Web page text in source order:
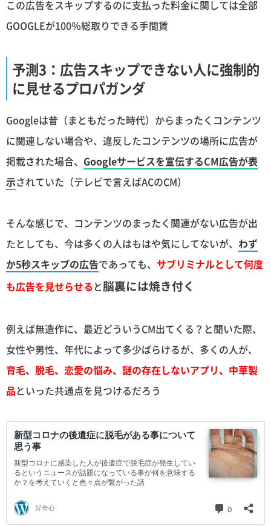
この広告をスキップするのに支払った料金に関しては全部
GOOGLEが100％総取りできる手間賃
予測3：広告スキップできない人に強制的
に見せるプロパガンダ
Googleは昔（まともだった時代）からまったくコンテンツ
に関連しない場合や、違反したコンテンツの場所に広告が
掲載された場合、 Googleサービスを宣伝するCM広告が表
示されていた（テレビで言えばACのCM）
そんな感じで、コンテンツのまったく関連がない広告が出
たとしても、今は多くの人はもはや気にしてないが、 わず
か5秒スキップの広告であっても、 サブリミナルとして何度
も広告を見せらせると脳裏には焼き付く
例えば無造作に、最近どういうCM出てくる？と聞いた際、
女性や男性、年代によって多少ばらけるが、多くの人が、
育毛、脱毛、恋愛の悩み、謎の存在しないアプリ、中華製
品といった共通点を見つけるだろう